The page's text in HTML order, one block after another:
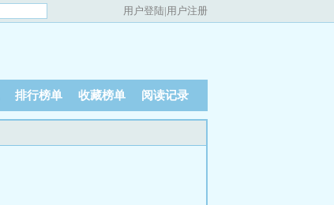
用户登陆|用户注册
排行榜单 收藏榜单 阅读记录